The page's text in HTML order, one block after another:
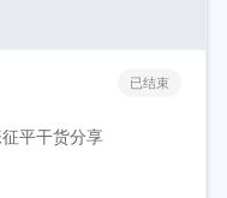
已结束
平干货分享